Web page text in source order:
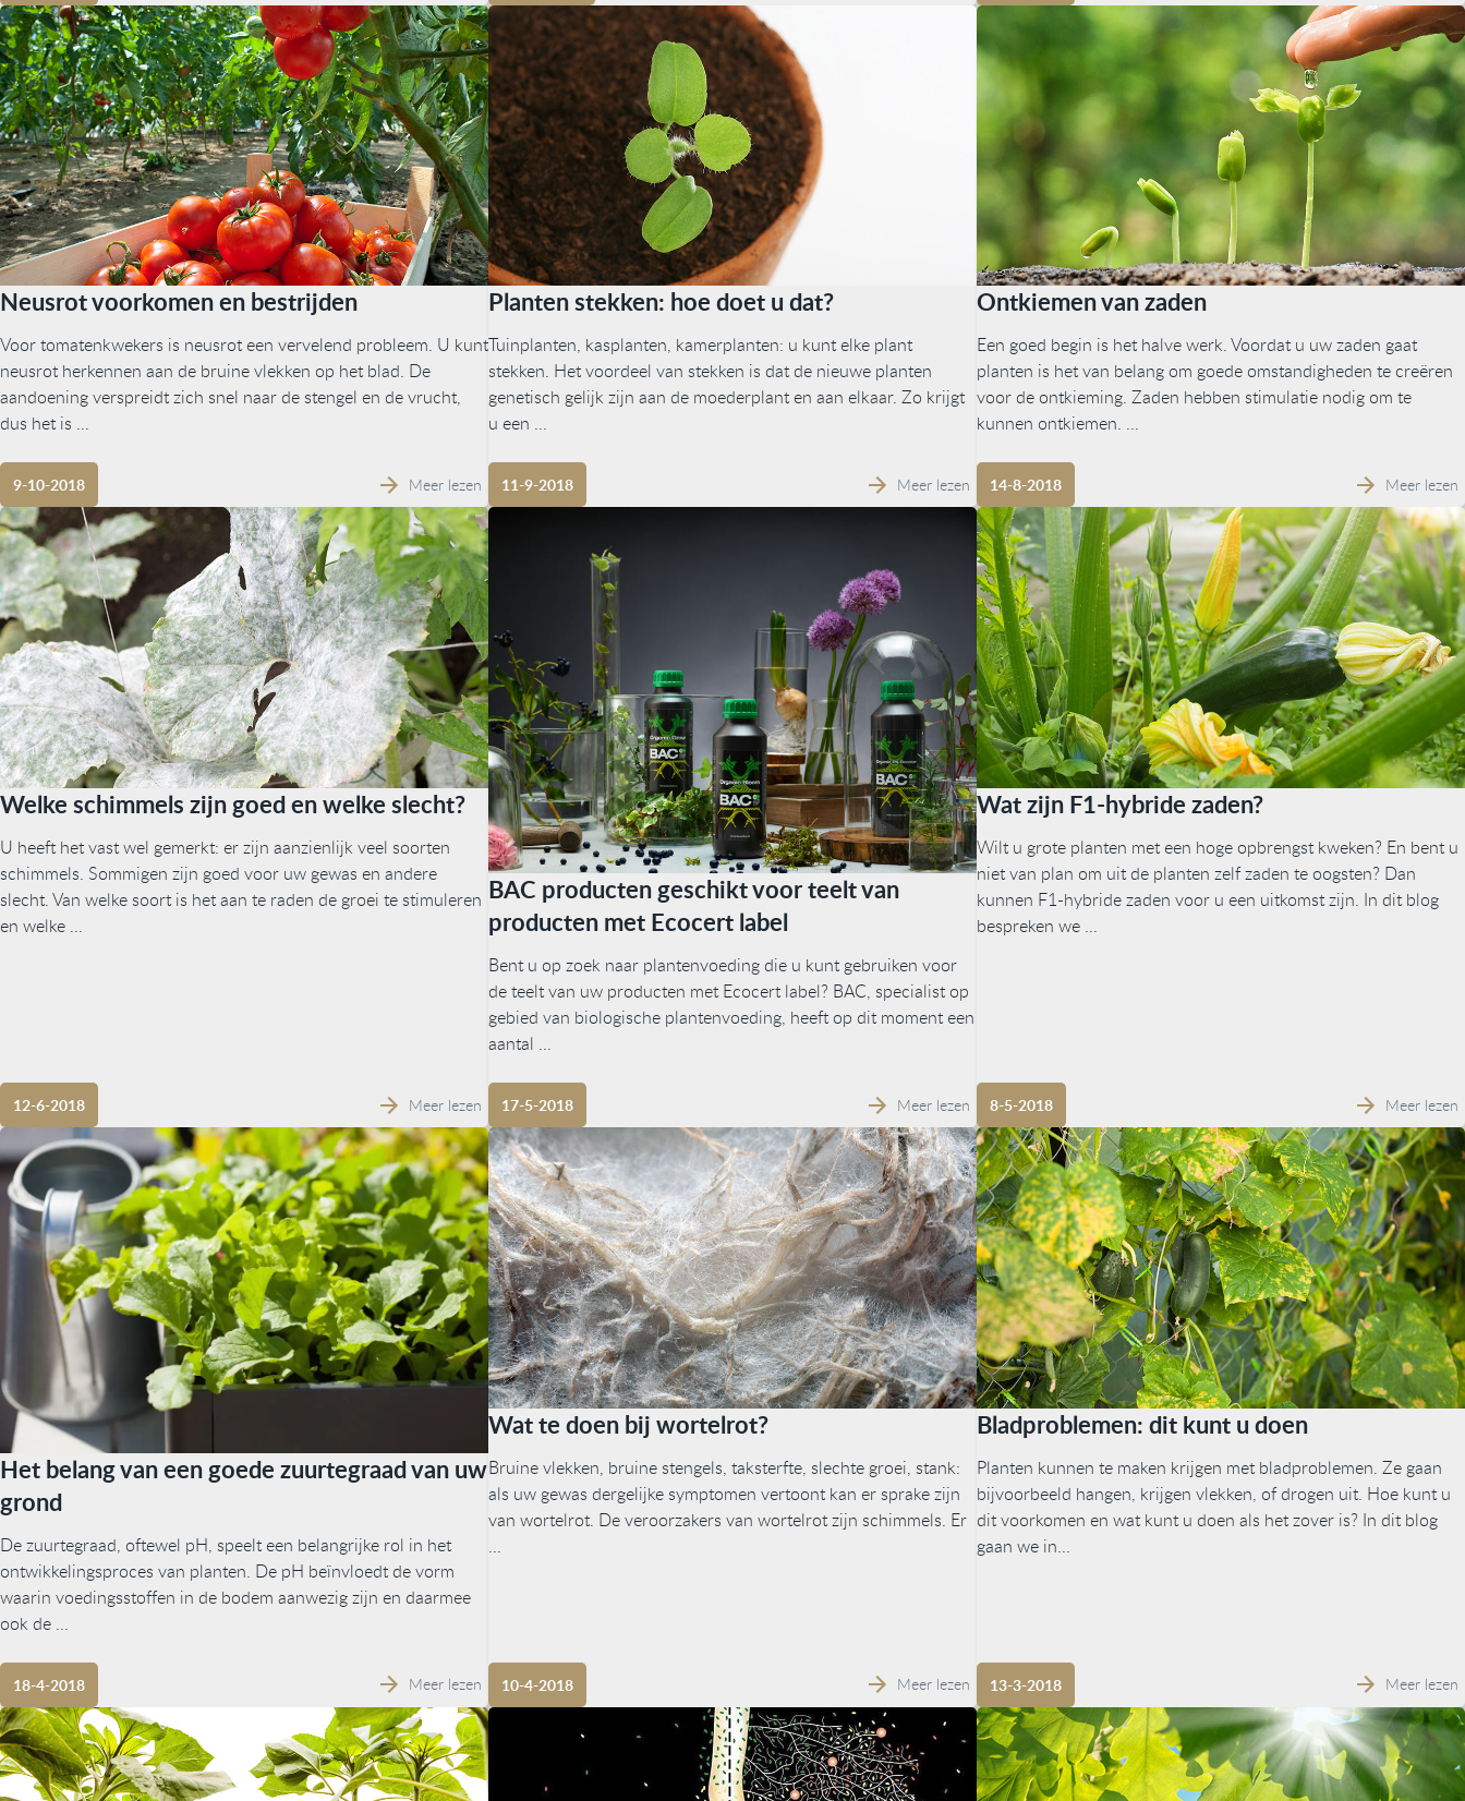
Neusrot voorkomen en bestrijden
Voor tomatenkwekers is neusrot een vervelend probleem. U kunt
neusrot herkennen aan de bruine vlekken op het blad. De
aandoening verspreidt zich snel naar de stengel en de vrucht,
dus het is ...
9-10-2018 Meer lezen
Planten stekken: hoe doet u dat?
Tuinplanten, kasplanten, kamerplanten: u kunt elke plant
stekken. Het voordeel van stekken is dat de nieuwe planten
genetisch gelijk zijn aan de moederplant en aan elkaar. Zo krijgt
u een ...
11-9-2018 Meer lezen
Ontkiemen van zaden
Een goed begin is het halve werk. Voordat u uw zaden gaat
planten is het van belang om goede omstandigheden te creëren
voor de ontkieming. Zaden hebben stimulatie nodig om te
kunnen ontkiemen. ...
14-8-2018 Meer lezen
Welke schimmels zijn goed en welke slecht?
U heeft het vast wel gemerkt: er zijn aanzienlijk veel soorten
schimmels. Sommigen zijn goed voor uw gewas en andere
slecht. Van welke soort is het aan te raden de groei te stimuleren
en welke ...
12-6-2018 Meer lezen
BAC producten geschikt voor teelt van
producten met Ecocert label
Bent u op zoek naar plantenvoeding die u kunt gebruiken voor
de teelt van uw producten met Ecocert label? BAC, specialist op
gebied van biologische plantenvoeding, heeft op dit moment een
aantal ...
17-5-2018 Meer lezen
Wat zijn F1-hybride zaden?
Wilt u grote planten met een hoge opbrengst kweken? En bent u
niet van plan om uit de planten zelf zaden te oogsten? Dan
kunnen F1-hybride zaden voor u een uitkomst zijn. In dit blog
bespreken we ...
8-5-2018 Meer lezen
Het belang van een goede zuurtegraad van uw
grond
De zuurtegraad, oftewel pH, speelt een belangrijke rol in het
ontwikkelingsproces van planten. De pH beïnvloedt de vorm
waarin voedingsstoffen in de bodem aanwezig zijn en daarmee
ook de ...
18-4-2018 Meer lezen
Wat te doen bij wortelrot?
Bruine vlekken, bruine stengels, taksterfte, slechte groei, stank:
als uw gewas dergelijke symptomen vertoont kan er sprake zijn
van wortelrot. De veroorzakers van wortelrot zijn schimmels. Er
...
10-4-2018 Meer lezen
Bladproblemen: dit kunt u doen
Planten kunnen te maken krijgen met bladproblemen. Ze gaan
bijvoorbeeld hangen, krijgen vlekken, of drogen uit. Hoe kunt u
dit voorkomen en wat kunt u doen als het zover is? In dit blog
gaan we in...
13-3-2018 Meer lezen